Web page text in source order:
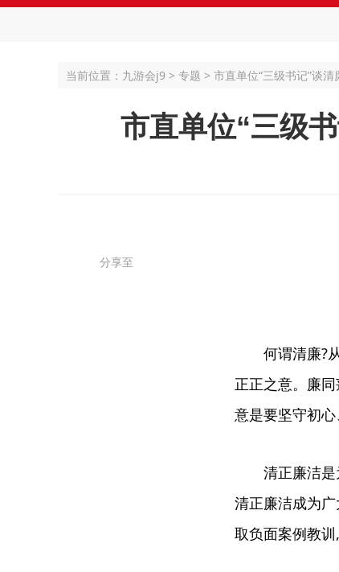
当前位置： 九游会j9 > 专题 > 市直单位“三级书记”谈清
市直单位“三级
分享至
何谓清廉?
正正之意。廉
意是要坚守初心
清正廉洁
清正廉洁成为
取负面案例教训